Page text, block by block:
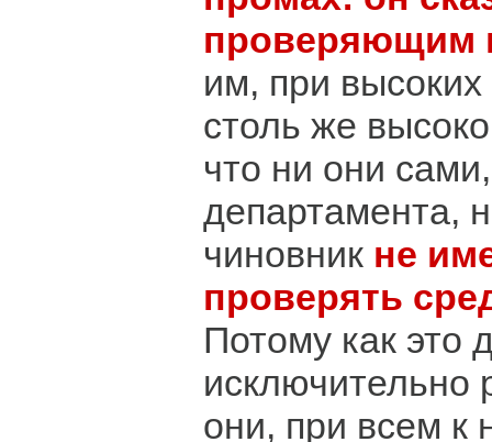
проверяющим
им, при
столь же
что ни они
департамента,
чиновник не
проверять
Потому как это
исключительно
они, при всем к